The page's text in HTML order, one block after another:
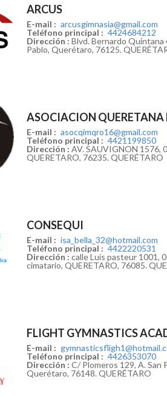
ARCUS
E-mail : arcusgimnasia@gmail.com
Teléfono principal : 4424684212
Dirección : Blvd. Bernardo Quintana
Pablo, Querétaro, 76125.
ASOCIACION
E-mail : asocqimqro16@gmail.com
Teléfono principal : 4421199850
Dirección : AV. SAUVIGNON 1576,
QUERETARO, 76235. QUERÉTARO
CONSEQUI
E-mail : isa_bella_32@hotmail.com
Teléfono principal : 4422220531
Dirección : calle Luis pasteur 1001,
cimatario, QUERETARO, 76085.
FLIGHT GYMNASTICS
E-mail :
Teléfono principal : 4426353070
Dirección : C/ Plomeros 129, A. San
Querétaro, 76148. QUERÉTARO